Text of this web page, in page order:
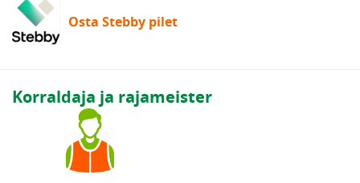
Osta Stebby pilet
Korraldaja ja rajameister